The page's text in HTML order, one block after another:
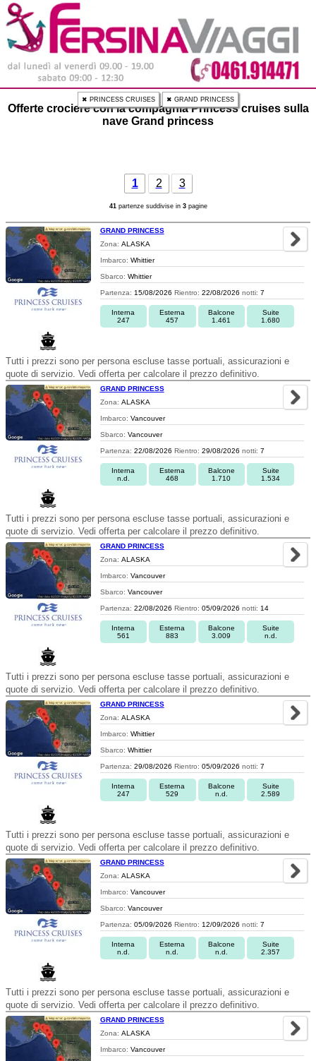
✖ PRINCESS CRUISES ✖ GRAND PRINCESS
Offerte crociere con la compagnia Princess cruises sulla
nave Grand princess
1 2 3
41partenze suddivise in 3pagine
GRAND PRINCESS
Zona: ALASKA
Imbarco: Whittier
Sbarco: Whittier
Partenza: 15/08/2026 Rientro: 22/08/2026 notti: 7
Interna
247
Esterna
457
Balcone
1.461
Suite
1.680
Tutti i prezzi sono per persona escluse tasse portuali, assicurazioni e
quote di servizio. Vedi offerta per calcolare il prezzo definitivo.
GRAND PRINCESS
Zona: ALASKA
Imbarco: Vancouver
Sbarco: Vancouver
Partenza: 22/08/2026 Rientro: 29/08/2026 notti: 7
Interna
n.d.
Esterna
468
Balcone
1.710
Suite
1.534
Tutti i prezzi sono per persona escluse tasse portuali, assicurazioni e
quote di servizio. Vedi offerta per calcolare il prezzo definitivo.
GRAND PRINCESS
Zona: ALASKA
Imbarco: Vancouver
Sbarco: Vancouver
Partenza: 22/08/2026 Rientro: 05/09/2026 notti: 14
Interna
561
Esterna
883
Balcone
3.009
Suite
n.d.
Tutti i prezzi sono per persona escluse tasse portuali, assicurazioni e
quote di servizio. Vedi offerta per calcolare il prezzo definitivo.
GRAND PRINCESS
Zona: ALASKA
Imbarco: Whittier
Sbarco: Whittier
Partenza: 29/08/2026 Rientro: 05/09/2026 notti: 7
Interna
247
Esterna
529
Balcone
n.d.
Suite
2.589
Tutti i prezzi sono per persona escluse tasse portuali, assicurazioni e
quote di servizio. Vedi offerta per calcolare il prezzo definitivo.
GRAND PRINCESS
Zona: ALASKA
Imbarco: Vancouver
Sbarco: Vancouver
Partenza: 05/09/2026 Rientro: 12/09/2026 notti: 7
Interna
n.d.
Esterna
n.d.
Balcone
n.d.
Suite
2.357
Tutti i prezzi sono per persona escluse tasse portuali, assicurazioni e
quote di servizio. Vedi offerta per calcolare il prezzo definitivo.
GRAND PRINCESS
Zona: ALASKA
Imbarco: Vancouver